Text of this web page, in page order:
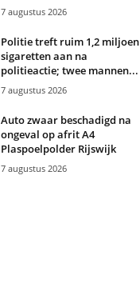
7 augustus 2026
Politie treft ruim 1,2 miljoen
sigaretten aan na
politieactie; twee mannen...
7 augustus 2026
Auto zwaar beschadigd na
ongeval op afrit A4
Plaspoelpolder Rijswijk
7 augustus 2026